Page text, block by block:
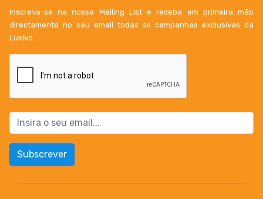
Inscreva-se na nossa Mailing List e receba em primeira mão
directamente no seu email todas as campanhas exclusivas da
Luxivo.
Subscrever